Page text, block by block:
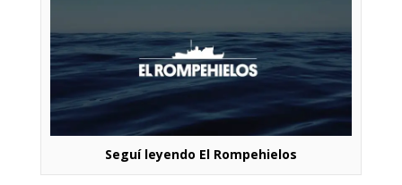
Seguí leyendo El Rompehielos